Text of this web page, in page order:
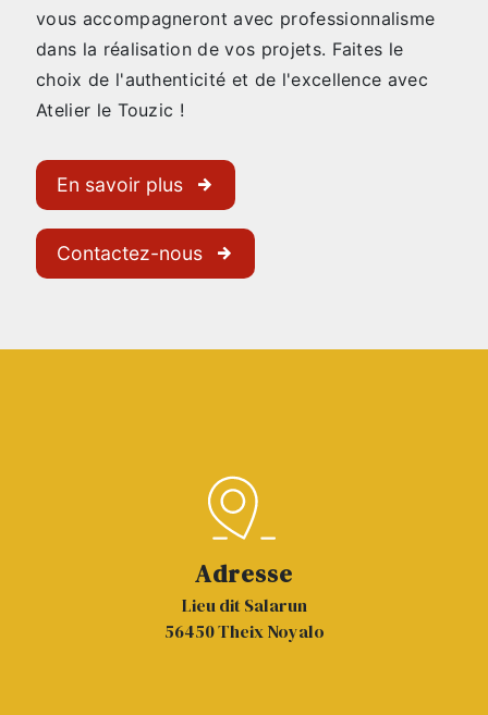
vous accompagneront avec professionnalisme
dans la réalisation de vos projets. Faites le
choix de l'authenticité et de l'excellence avec
Atelier le Touzic !
En savoir plus
Contactez-nous
Adresse
Lieu dit Salarun
56450 Theix Noyalo